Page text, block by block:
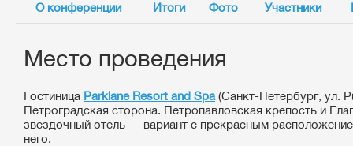
О конференции Итоги Фото Участники
Место проведения
Гостиница Parklane Resort and Spa(Санкт-Петербург, ул.
Петроградская сторона. Петропавловская крепость и
звездочный отель — вариант с прекрасным
него.